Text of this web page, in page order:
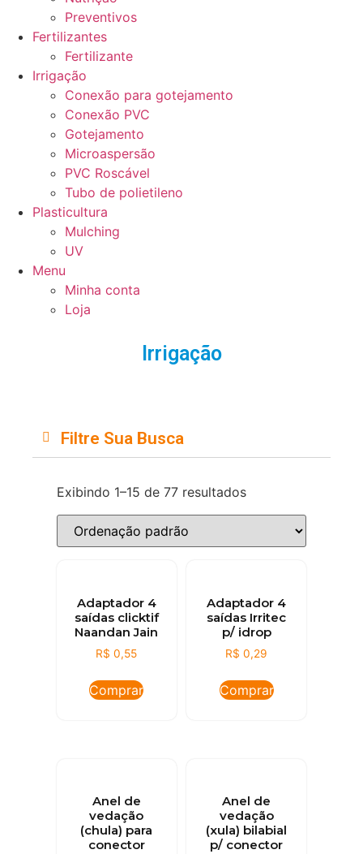
Preventivos
Fertilizantes
Fertilizante
Irrigação
Conexão para gotejamento
Conexão PVC
Gotejamento
Microaspersão
PVC Roscável
Tubo de polietileno
Plasticultura
Mulching
UV
Menu
Minha conta
Loja
Irrigação
Filtre Sua Busca
Exibindo 1–15 de 77 resultados
Adaptador 4
saídas clicktif
Naandan Jain
R$ 0,55
Comprar
Adaptador 4
saídas Irritec
p/ idrop
R$ 0,29
Comprar
Anel de
vedação
(chula) para
conector
Anel de
vedação
(xula) bilabial
p/ conector